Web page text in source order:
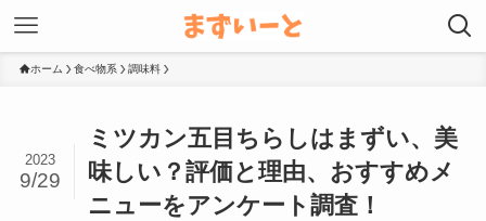
ホーム 食べ物系 調味料
ミツカン五目ちらしはまずい、美
味しい？評価と理由、おすすめメ
ニューをアンケート調査！
2023
9/29